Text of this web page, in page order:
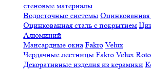
стеновые материалы
Водосточные системы Оцинкованная
Оцинкованная сталь с покрытием
Алюминий
Мансардные окна Fakro Velux
Чердачные лестницы Fakro Velux Roto
Декоративные изделия из керамики